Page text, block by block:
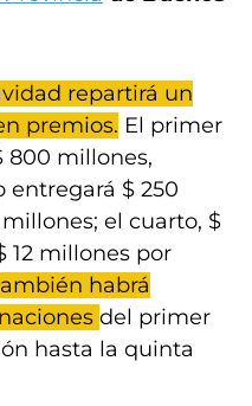
repartirá un
premios. El primer
800 millones,
entregará $ 250
el cuarto, $
12 millones por
habrá
del primer
hasta la quinta